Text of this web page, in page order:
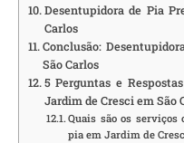
Desentupidora de Pia
Carlos
Conclusão:
São Carlos
5 Perguntas e
Jardim de Cresci em São
Quais são os serviços
pia em Jardim de